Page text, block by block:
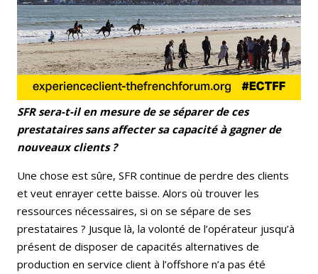
SFR sera-t-il en mesure de se séparer de ces
prestataires sans affecter sa capacité à gagner de
nouveaux clients ?
Une chose est sûre, SFR continue de perdre des clients
et veut enrayer cette baisse. Alors où trouver les
ressources nécessaires, si on se sépare de ses
prestataires ? Jusque là, la volonté de l’opérateur jusqu’à
présent de disposer de capacités alternatives de
production en service client à l’offshore n’a pas été